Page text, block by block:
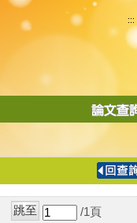
:::
導
/1 頁